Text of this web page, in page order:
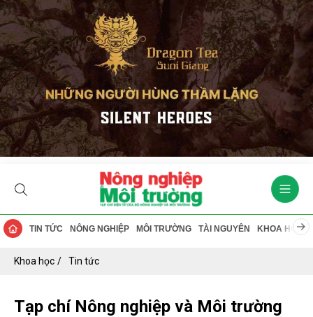
TIN TỨC NÔNG NGHIỆP MÔI TRƯỜNG TÀI NGUYÊN KHOA HỌC
Khoa học Tin tức
Tạp chí Nông nghiệp và Môi trường